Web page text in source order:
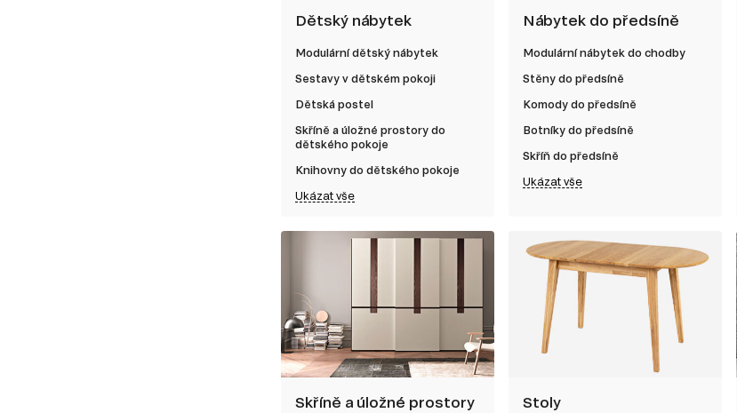
Dětský nábytek
Modulární dětský nábytek
Sestavy v dětském pokoji
Dětská postel
Skříně a úložné prostory do
dětského pokoje
Knihovny do dětského pokoje
Ukázat vše
Nábytek do předsíně
Modulární nábytek do chodby
Stěny do předsíně
Komody do předsíně
Botníky do předsíně
Skříň do předsíně
Ukázat vše
Skříně a úložné prostory Stoly